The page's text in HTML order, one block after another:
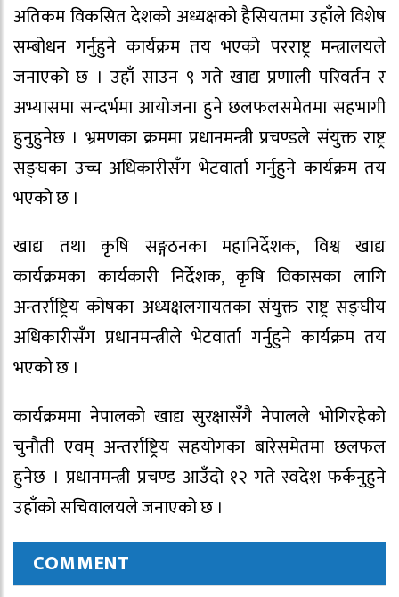
अतिकम विकसित देशको अध्यक्षको हैसियतमा उहाँले विशेष
सम्बोधन गर्नुहुने कार्यक्रम तय भएको परराष्ट्र मन्त्रालयले
जनाएको छ । उहाँ साउन ९ गते खाद्य प्रणाली परिवर्तन र
अभ्यासमा सन्दर्भमा आयोजना हुने छलफलसमेतमा सहभागी
हुनुहुनेछ । भ्रमणका क्रममा प्रधानमन्त्री प्रचण्डले संयुक्त राष्ट्र
सङ्घका उच्च अधिकारीसँग भेटवार्ता गर्नुहुने कार्यक्रम तय
भएको छ ।
खाद्य तथा कृषि सङ्गठनका महानिर्देशक, विश्व खाद्य
कार्यक्रमका कार्यकारी निर्देशक, कृषि विकासका लागि
अन्तर्राष्ट्रिय कोषका अध्यक्षलगायतका संयुक्त राष्ट्र सङ्घीय
अधिकारीसँग प्रधानमन्त्रीले भेटवार्ता गर्नुहुने कार्यक्रम तय
भएको छ ।
कार्यक्रममा नेपालको खाद्य सुरक्षासँगै नेपालले भोगिरहेको
चुनौती एवम् अन्तर्राष्ट्रिय सहयोगका बारेसमेतमा छलफल
हुनेछ । प्रधानमन्त्री प्रचण्ड आउँदो १२ गते स्वदेश फर्कनुहुने
उहाँको सचिवालयले जनाएको छ ।
COMMENT